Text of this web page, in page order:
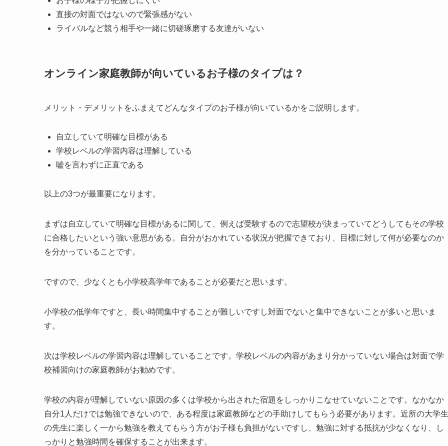
直接の対面ではないので緊張感がない
ライバルなど競う相手や一緒に切磋琢磨する友達がいない
オンライン家庭教師が向いているお子様のタイプは？
メリット・デメリットをふまえてどんなタイプのお子様が向いているかをご説明します。
自立していて明確な目標がある
学校レベルの学習内容は理解している
嘘を言わずに正直である
以上の3つが最重要になります。
まずは自立していて明確な目標があるに関して、例えば受験するので志望校が決まっていてどうしてもその学校
に合格したいという強い意思がある。自分がおかれている状況が把握できており、目標に対して何が必要なのか
を分かっていることです。
ですので、少なくとも小学校高学年であることが必要だと思います。
小学校の低学年ですと、長い時間集中することが難しいですし対面でないと集中できないことが多いと思いま
す。
次は学校レベルの学習内容は理解していることです。学校レベルの内容があまり分かっていない場合は対面で学
校補習向けの家庭教師がお勧めです。
学校の内容が理解していない原因の多くは学校から出された宿題をしっかりこなせていないことです。なかなか
自分1人だけでは勉強できないので、ある程度は家庭教師などの手助けしてもらう必要があります。近所の大学生
の先生に楽しく一から勉強を教えてもらう方がお子様も負担がないですし、勉強に対する抵抗が少なくなり、し
っかりと勉強時間を確保することが出来ます。